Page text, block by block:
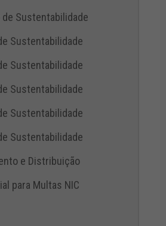
de Sustentabilidade
Sustentabilidade
Sustentabilidade
Sustentabilidade
Sustentabilidade
Sustentabilidade
e Distribuição
para Multas NIC